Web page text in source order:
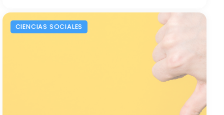
CIENCIAS SOCIALES